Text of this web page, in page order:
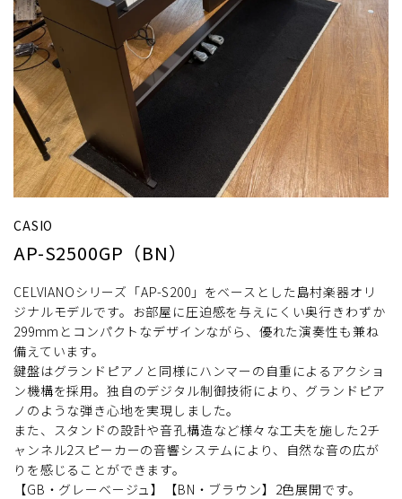
CASIO
AP-S2500GP（BN）
CELVIANOシリーズ「AP-S200」をベースとした島村楽器オリ
ジナルモデルです。お部屋に圧迫感を与えにくい奥行きわずか
299mmとコンパクトなデザインながら、優れた演奏性も兼ね
備えています。
鍵盤はグランドピアノと同様にハンマーの自重によるアクショ
ン機構を採用。独自のデジタル制御技術により、グランドピア
ノのような弾き心地を実現しました。
また、スタンドの設計や音孔構造など様々な工夫を施した2チ
ャンネル2スピーカーの音響システムにより、自然な音の広が
りを感じることができます。
【GB・グレーベージュ】【BN・ブラウン】2色展開です。